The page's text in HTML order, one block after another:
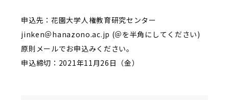
申込先：花園大学人権教育研究センター
jinken＠hanazono.ac.jp (＠を半角にしてください)
原則メールでお申込みください。
申込締切：2021年11月26日（金）